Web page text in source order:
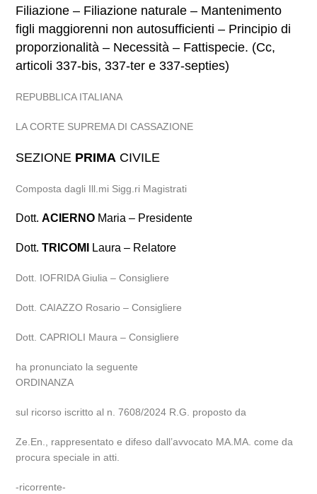
Filiazione – Filiazione naturale – Mantenimento
figli maggiorenni non autosufficienti – Principio di
proporzionalità – Necessità – Fattispecie. (Cc,
articoli 337-bis, 337-ter e 337-septies)
REPUBBLICA ITALIANA
LA CORTE SUPREMA DI CASSAZIONE
SEZIONE PRIMA CIVILE
Composta dagli Ill.mi Sigg.ri Magistrati
Dott.ACIERNO Maria – Presidente
Dott.TRICOMI Laura – Relatore
Dott. IOFRIDA Giulia – Consigliere
Dott. CAIAZZO Rosario – Consigliere
Dott. CAPRIOLI Maura – Consigliere
ha pronunciato la seguente
ORDINANZA
sul ricorso iscritto al n. 7608/2024 R.G. proposto da
Ze.En., rappresentato e difeso dall’avvocato MA.MA. come da
procura speciale in atti.
-ricorrente-